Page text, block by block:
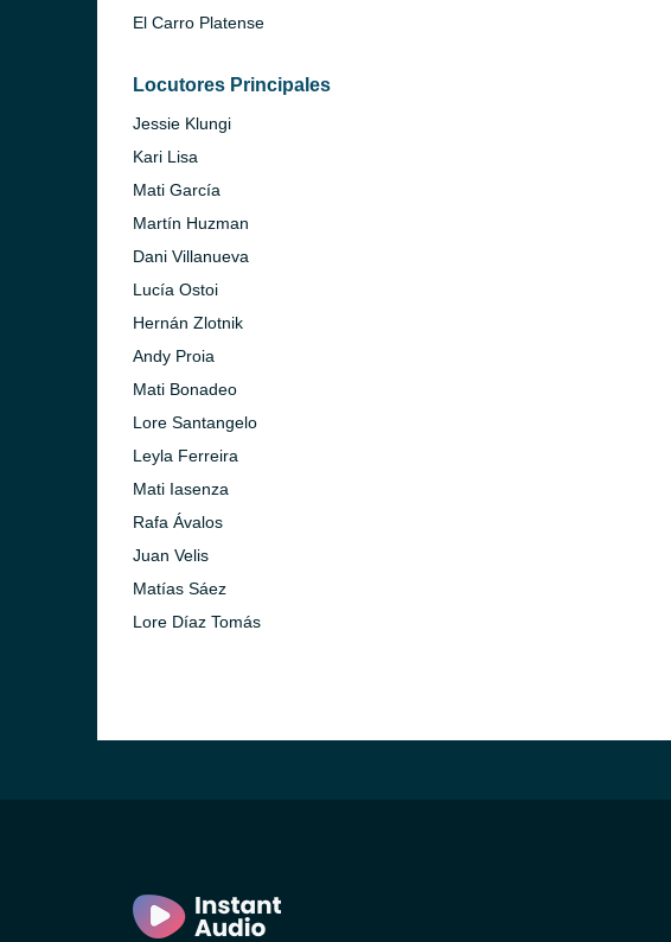
El Carro Platense
Locutores Principales
Jessie Klungi
Kari Lisa
Mati García
Martín Huzman
Dani Villanueva
Lucía Ostoi
Hernán Zlotnik
Andy Proia
Mati Bonadeo
Lore Santangelo
Leyla Ferreira
Mati Iasenza
Rafa Ávalos
Juan Velis
Matías Sáez
Lore Díaz Tomás